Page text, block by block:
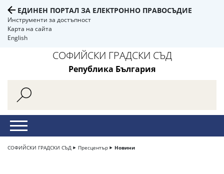
ЕДИНЕН ПОРТАЛ ЗА ЕЛЕКТРОННО ПРАВОСЪДИЕ
Инструменти за достъпност
Карта на сайта
English
СОФИЙСКИ ГРАДСКИ СЪД
Република България
СОФИЙСКИ ГРАДСКИ СЪД Пресцентър Новини